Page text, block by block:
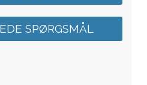
SPØRGSMÅL